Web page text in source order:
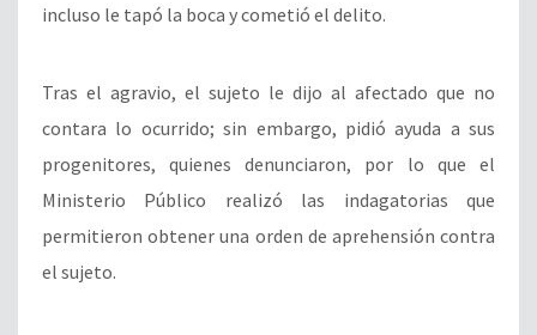
incluso le tapó la boca y cometió el delito.
Tras el agravio, el sujeto le dijo al afectado que no
contara lo ocurrido; sin embargo, pidió ayuda a sus
progenitores, quienes denunciaron, por lo que el
Ministerio Público realizó las indagatorias que
permitieron obtener una orden de aprehensión contra
el sujeto.